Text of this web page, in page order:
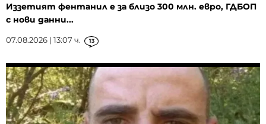
Иззетият фентанил е за близо 300 млн. евро, ГДБОП
с нови данни...
07.08.2026 | 13:07 ч. 13